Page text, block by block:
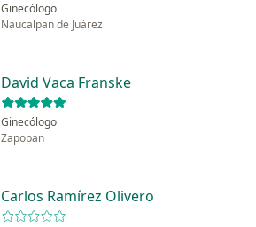
Ginecólogo
Naucalpan de Juárez
David Vaca Franske
Ginecólogo
Zapopan
Carlos Ramírez Olivero